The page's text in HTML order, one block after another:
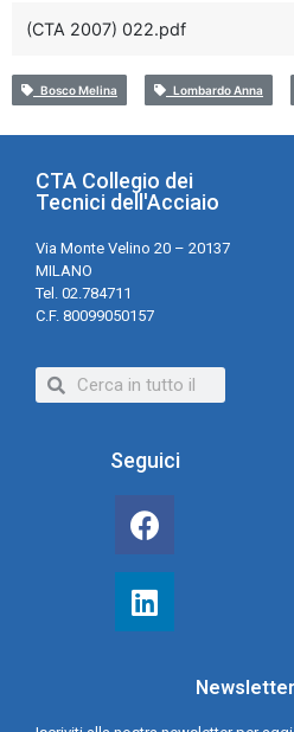
(CTA 2007) 022.pdf
Bosco Melina Lombardo Anna
CTA Collegio dei
Tecnici dell'Acciaio
Via Monte Velino 20 – 20137
MILANO
Tel. 02.784711
C.F. 80099050157
Seguici